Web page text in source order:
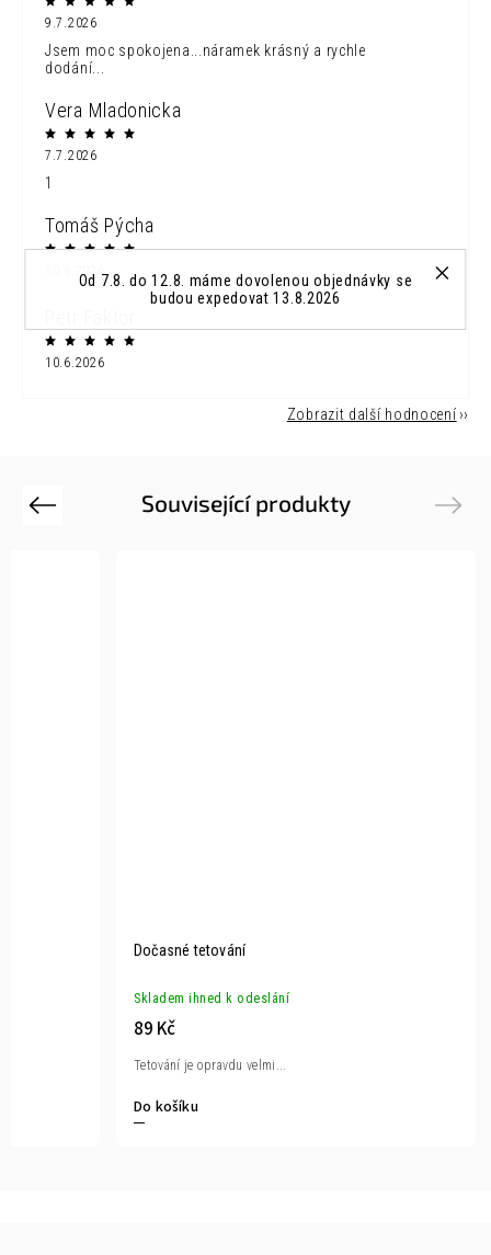
Od 7.8. do 12.8. máme dovolenou objednávky se
budou expedovat 13.8.2026
9.7.2026
Jsem moc spokojena...náramek krásný a rychle
dodání...
Vera Mladonicka
7.7.2026
1
Tomáš Pýcha
30.6.2026
10.6.2026
Zobrazit další hodnocení
Související produkty
Previous
Dočasné tetování
Skladem ihned k odeslání
89 Kč
Do košíku
Tetování je opravdu velmi...
Next